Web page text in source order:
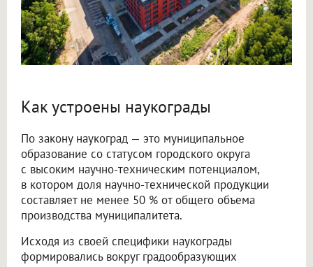
Как устроены наукограды
По закону наукоград — это муниципальное
образование со статусом городского округа
с высоким научно-техническим потенциалом,
в котором доля научно-технической продукции
составляет не менее 50 % от общего объема
производства муниципалитета.
Исходя из своей специфики наукограды
формировались вокруг градообразующих